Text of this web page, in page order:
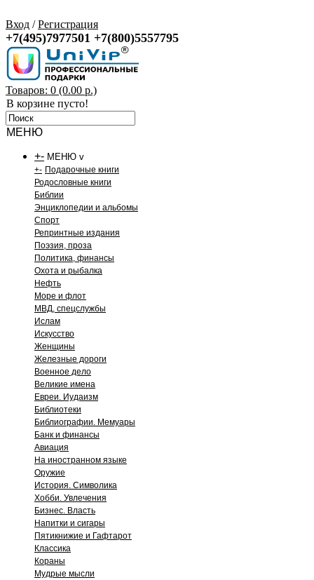
Вход /Регистрация
+7(495)7977501 +7(800)5557795
Товаров: 0 (0.00 р.)
В корзине пусто!
МЕНЮ
+- МЕНЮ v
+- Подарочные книги
Родословные книги
Библии
Энциклопедии и альбомы
Спорт
Репринтные издания
Поэзия, проза
Политика, финансы
Охота и рыбалка
Нефть
Море и флот
МВД, спецслужбы
Ислам
Искусство
Женщины
Железные дороги
Военное дело
Великие имена
Евреи. Иудаизм
Библиотеки
Библиографии. Мемуары
Банк и финансы
Авиация
На иностранном языке
Оружие
История. Символика
Хобби. Увлечения
Бизнес. Власть
Напитки и сигары
Пятикнижие и Гафтарот
Классика
Кораны
Мудрые мысли